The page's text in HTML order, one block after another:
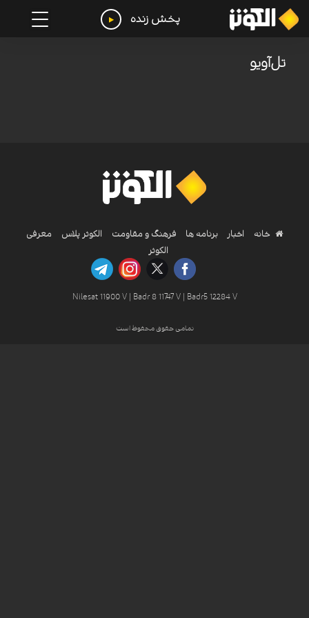
پخش زنده
تل‌آویو
خانه اخبار برنامه ها فرهنگ و مقاومت الکوثر پلاس
معرفی
الکوثر
Nilesat 11900 V | Badr 8 11747 V | Badr5 12284 V
تمامی حقوق محفوظ است